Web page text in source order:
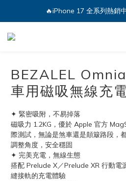
🔥iPhone 17 全系列熱銷
💕加入Q哥 Line 新好
🔥iPhone 17 全系列熱
BEZALEL
車用磁吸無線充
✦ 緊密吸附，不易掉落
磁吸力 1.2KG，優於 Apple 官方
際測試，無論是煞車還是顛簸路段，
調整角度，安全穩固
✦ 完美充電，無線生態
搭配 Prelude X／Prelude XR 行動電
縫接軌的充電體驗